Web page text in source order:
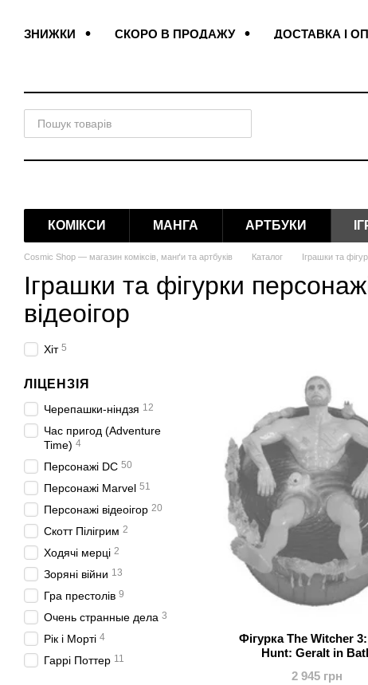
ЗНИЖКИ СКОРО В ПРОДАЖУ ДОСТАВКА І
КОМІКСИ МАНГА АРТБУКИ
Cosmic Shop — магазин коміксів, манґи та артбуків Каталог Іграшки та
Іграшки та фігурки
відеоігор
Фігурка The Witcher
Hunt: Geralt in
2 945 грн
Хіт 5
ЛІЦЕНЗІЯ
Черепашки-ніндзя 12
Час пригод (Adventure
Time) 4
Персонажі DC 50
Персонажі Marvel 51
Персонажі відеоігор 20
Скотт Пілігрим 2
Ходячі мерці 2
Зоряні війни 13
Гра престолів 9
Очень странные дела 3
Рік і Морті 4
Гаррі Поттер 11